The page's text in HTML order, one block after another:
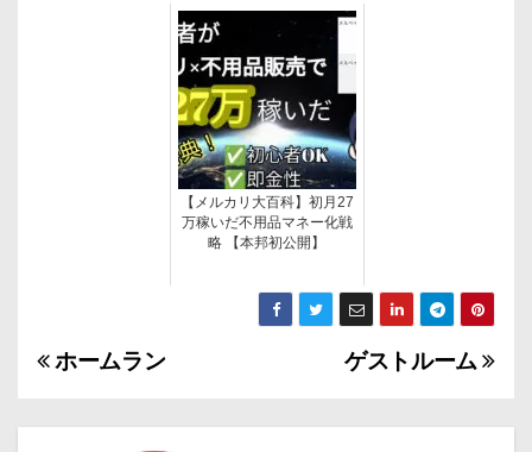
【メルカリ大百科】初月27
万稼いだ不用品マネー化戦
略 【本邦初公開】
投
稿
ゲストルーム
ホームラン